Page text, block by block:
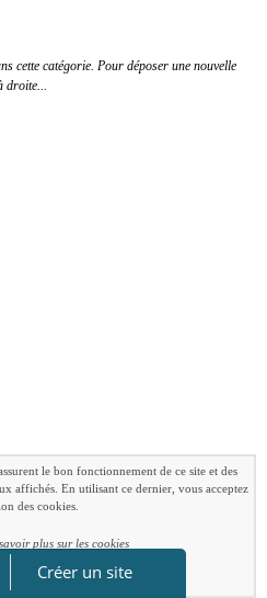
cette catégorie. Pour déposer une nouvelle
Créer un site
le bon fonctionnement de ce site et des
affichés. En utilisant ce dernier, vous acceptez
des cookies.
plus sur les cookies